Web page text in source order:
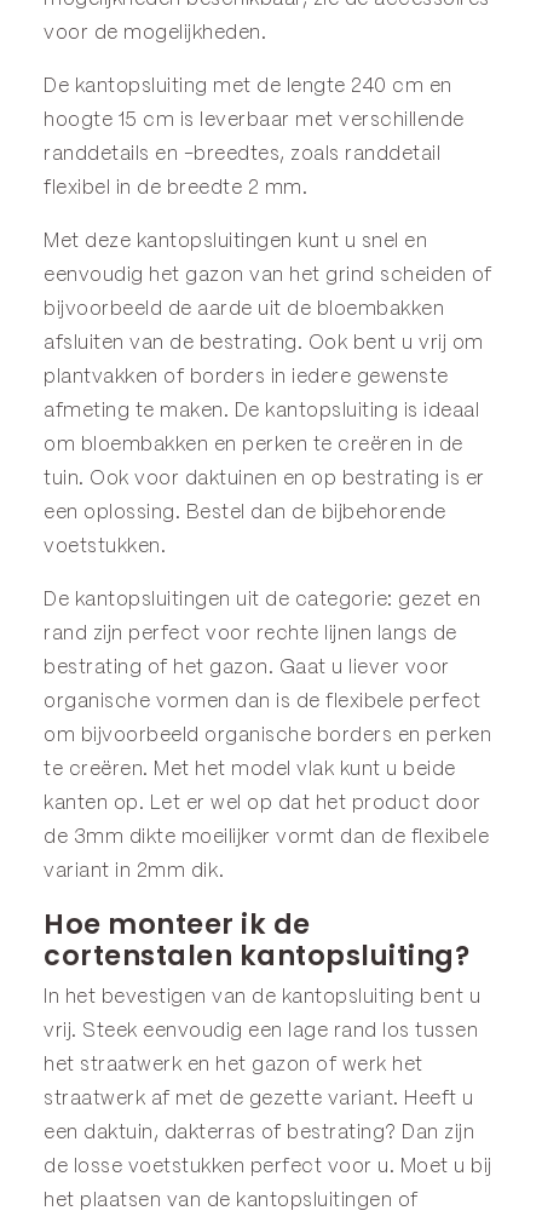
voor de mogelijkheden.
De kantopsluiting met de lengte 240 cm en
hoogte 15 cm is leverbaar met verschillende
randdetails en -breedtes, zoals randdetail
flexibel in de breedte 2 mm.
Met deze kantopsluitingen kunt u snel en
eenvoudig het gazon van het grind scheiden of
bijvoorbeeld de aarde uit de bloembakken
afsluiten van de bestrating. Ook bent u vrij om
plantvakken of borders in iedere gewenste
afmeting te maken. De kantopsluiting is ideaal
om bloembakken en perken te creëren in de
tuin. Ook voor daktuinen en op bestrating is er
een oplossing. Bestel dan de bijbehorende
voetstukken .
De kantopsluitingen uit de categorie: gezet en
rand zijn perfect voor rechte lijnen langs de
bestrating of het gazon. Gaat u liever voor
organische vormen dan is de flexibele perfect
om bijvoorbeeld organische borders en perken
te creëren. Met het model vlak kunt u beide
kanten op. Let er wel op dat het product door
de 3mm dikte moeilijker vormt dan de flexibele
variant in 2mm dik.
Hoe monteer ik de
cortenstalen kantopsluiting?
In het bevestigen van de kantopsluiting bent u
vrij. Steek eenvoudig een lage rand los tussen
het straatwerk en het gazon of werk het
straatwerk af met de gezette variant. Heeft u
een daktuin, dakterras of bestrating? Dan zijn
de losse voetstukken perfect voor u. Moet u bij
het plaatsen van de kantopsluitingen of